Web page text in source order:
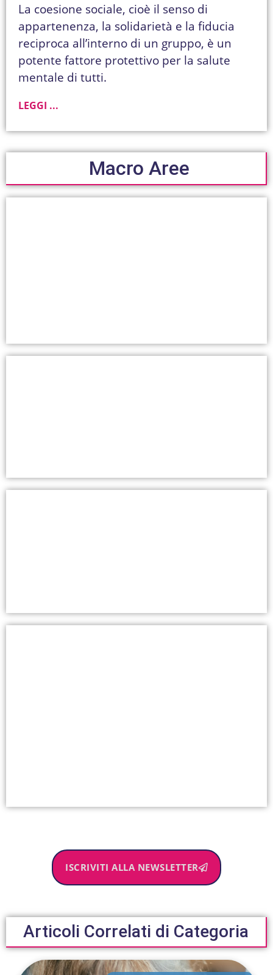
La coesione sociale, cioè il senso di
appartenenza, la solidarietà e la fiducia
reciproca all’interno di un gruppo, è un
potente fattore protettivo per la salute
mentale di tutti.
LEGGI ...
Macro Aree
ISCRIVITI ALLA NEWSLETTER
Articoli Correlati di Categoria